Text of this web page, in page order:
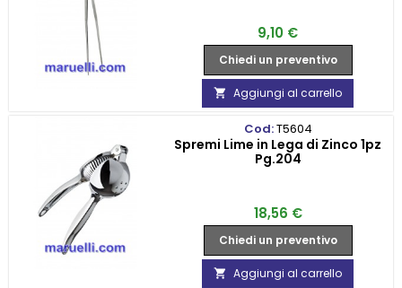
Prezzo
9,10 €
Chiedi un preventivo
 Aggiungi al carrello
Cod:T5604
Spremi Lime in Lega di Zinco 1pz
Pg.204
Prezzo
18,56 €
Chiedi un preventivo
 Aggiungi al carrello